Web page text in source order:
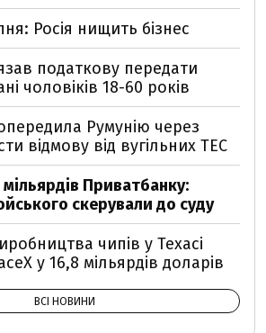
Росія нищить бізнес
податкову передати
чоловіків 18-60 років
Румунію через
відмову від вугільних ТЕС
Приватбанку:
скерували до суду
чипів у Техасі
у 16,8 мільярдів доларів
ВСІ НОВИНИ